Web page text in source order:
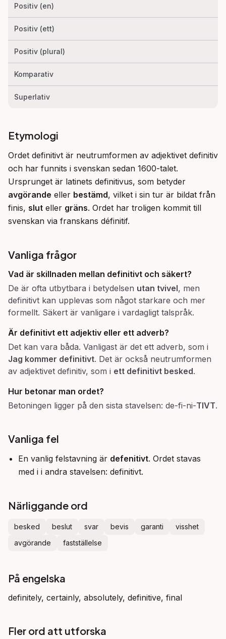
Positiv (en)
Positiv (ett)
Positiv (plural)
Komparativ
Superlativ
Etymologi
Ordet definitivt är neutrumformen av adjektivet definitiv
och har funnits i svenskan sedan 1600-talet.
avgörande eller bestämd, vilket i sin tur är bildat från
finis, slut eller gräns. Ordet har troligen kommit till
svenskan via franskans définitif.
Vanliga frågor
Vad är skillnaden mellan definitivt och säkert?
De är ofta utbytbara i betydelsen utan tvivel, men
definitivt kan upplevas som något starkare och mer
formellt. Säkert är vanligare i vardagligt talspråk.
Är definitivt ett adjektiv eller ett adverb?
Det kan vara båda. Vanligast är det ett adverb, som i
Jag kommer definitivt. Det är också neutrumformen
av adjektivet definitiv, som i ett definitivt besked.
Hur betonar man ordet?
Betoningen ligger på den sista stavelsen: de-fi-ni-TIVT.
Vanliga fel
En vanlig felstavning är defenitivt. Ordet stavas
med i i andra stavelsen: definitivt.
Närliggande ord
besked beslut svar bevis garanti
visshet
avgörande
fastställelse
På engelska
definitely, certainly, absolutely, definitive, final
Fler ord att utforska